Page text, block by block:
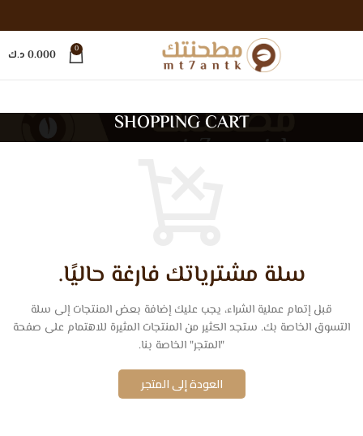
0
0.000 د.ك
SHOPPING CART
سلة مشترياتك فارغة حاليًا.
قبل إتمام عملية الشراء، يجب عليك إضافة بعض المنتجات إلى سلة
التسوق الخاصة بك. ستجد الكثير من المنتجات المثيرة للاهتمام على صفحة
"المتجر" الخاصة بنا.
العودة إلى المتجر